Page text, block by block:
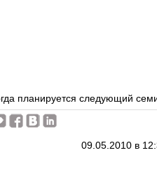
планируется следующий
09.05.2010 в